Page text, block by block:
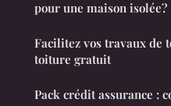
pour une maison isolée?
Facilitez vos travaux de
toiture gratuit
Pack crédit assurance :